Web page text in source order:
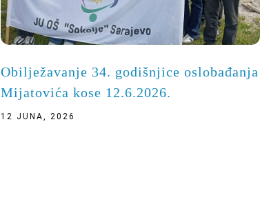
Obilježavanje 34. godišnjice oslobađanja
Mijatovića kose 12.6.2026.
12 JUNA, 2026